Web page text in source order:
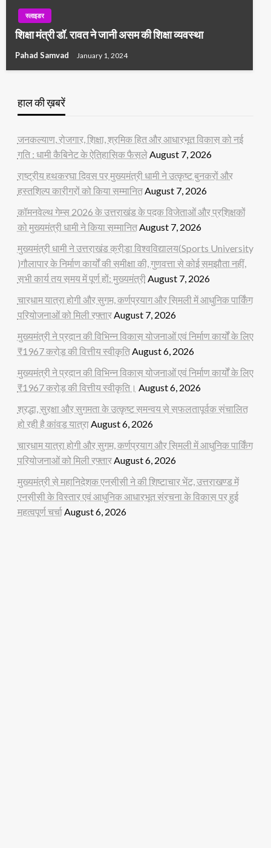
स्लाइडर
शिक्षा मंत्री डॉ. रावत ने जानी असम की शिक्षा व्यवस्था
Pahad Samvad January 1, 2024
हाल की ख़बरें
जनकल्याण, रोजगार, शिक्षा, श्रमिक हित और आधारभूत विकास को नई
गति : धामी कैबिनेट के ऐतिहासिक फैसलेAugust 7, 2026
राष्ट्रीय हथकरघा दिवस पर मुख्यमंत्री धामी ने उत्कृष्ट बुनकरों और
हस्तशिल्प कारीगरों को किया सम्मानितAugust 7, 2026
कॉमनवेल्थ गेम्स 2026 के उत्तराखंड के पदक विजेताओं और प्रशिक्षकों
को मुख्यमंत्री धामी ने किया सम्मानितAugust 7, 2026
मुख्यमंत्री धामी ने उत्तराखंड क्रीड़ा विश्वविद्यालय(Sports University
)गौलापार के निर्माण कार्यों की समीक्षा की, गुणवत्ता से कोई समझौता नहीं,
सभी कार्य तय समय में पूर्ण हों: मुख्यमंत्रीAugust 7, 2026
चारधाम यात्रा होगी और सुगम, कर्णप्रयाग और सिमली में आधुनिक पार्किंग
परियोजनाओं को मिली रफ्तारAugust 7, 2026
मुख्यमंत्री ने प्रदान की विभिन्न विकास योजनाओं एवं निर्माण कार्यों के लिए
₹1967 करोड़ की वित्तीय स्वीकृतिAugust 6, 2026
मुख्यमंत्री ने प्रदान की विभिन्न विकास योजनाओं एवं निर्माण कार्यों के लिए
₹1967 करोड़ की वित्तीय स्वीकृति। August 6, 2026
श्रद्धा, सुरक्षा और सुगमता के उत्कृष्ट समन्वय से सफलतापूर्वक संचालित
हो रही है कांवड़ यात्राAugust 6, 2026
चारधाम यात्रा होगी और सुगम, कर्णप्रयाग और सिमली में आधुनिक पार्किंग
परियोजनाओं को मिली रफ्तारAugust 6, 2026
मुख्यमंत्री से महानिदेशक एनसीसी ने की शिष्टाचार भेंट, उत्तराखण्ड में
एनसीसी के विस्तार एवं आधुनिक आधारभूत संरचना के विकास पर हुई
महत्वपूर्ण चर्चाAugust 6, 2026